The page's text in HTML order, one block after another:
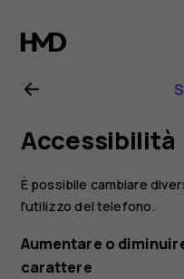
Manuale
d’uso
del
Nokia
2.1
Accessibilità
È possibile cambiare
l'utilizzo del telefono.
Aumentare o
carattere